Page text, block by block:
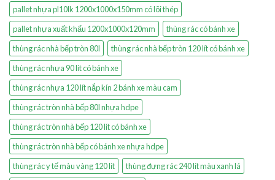
pallet nhựa pl10lk 1200x1000x150mm có lõi thép
pallet nhựa xuất khẩu 1200x1000x120mm
thùng rác có bánh xe
thùng rác nhà bếp tròn 80l
thùng rác nhà bếp tròn 120 lít có bánh xe
thùng rác nhựa 90 lít có bánh xe
thùng rác nhựa 120 lít nắp kín 2 bánh xe màu cam
thùng rác tròn nhà bếp 80l nhựa hdpe
thùng rác tròn nhà bếp 120 lít có bánh xe
thùng rác tròn nhà bếp có bánh xe nhựa hdpe
thùng rác y tế màu vàng 120 lít
thùng đựng rác 240 lít màu xanh lá